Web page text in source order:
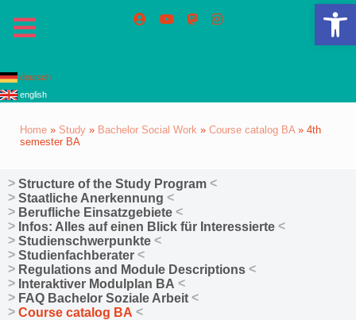
deutsch
english
Home » Study » Bachelor Social Work » Course catalog BA» 4th
semester BA
Structure of the Study Program
Staatliche Anerkennung
Berufliche Einsatzgebiete
Infos: Alles auf einen Blick für Interessierte
Studienschwerpunkte
Studienfachberater
Regulations and Module Descriptions
Interaktiver Modulplan BA
FAQ Bachelor Soziale Arbeit
Course catalog BA